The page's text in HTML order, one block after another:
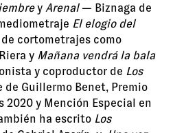
y Arenal— Biznaga de
El elogio del
cortometrajes como
y Mañana vendrá la bala
y coproductor de Los
de Guillermo Benet, Premio
2020 y Mención Especial en
ha escrito Los